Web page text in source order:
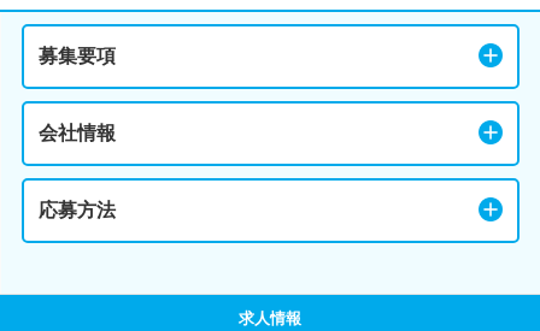
募集要項
会社情報
応募方法
求人情報